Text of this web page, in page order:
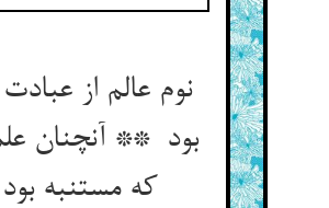
نوم عالم از عبادت
بود ** آنچنان
که مستنبه بود